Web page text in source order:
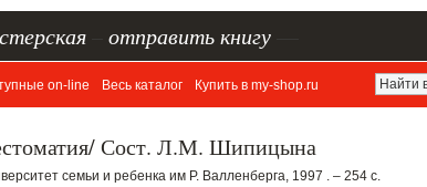
отправить книгу
on-line Весь каталог Купить в my-shop.ru
Сост. Л.М. Шипицына
семьи и ребенка им Р. Валленберга, 1997 . – 254 с.